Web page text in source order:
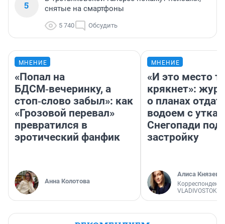
5
снятые на смартфоны
5 740 Обсудить
МНЕНИЕ
«Попал на
БДСМ‑вечеринку, а
стоп‑слово забыл»: как
«Грозовой перевал»
превратился в
эротический фанфик
Анна Колотова
МНЕНИЕ
«И это место
крякнет»:
о планах
водоем с
Снегопади под
застройку
Алиса Князева
Корреспондент